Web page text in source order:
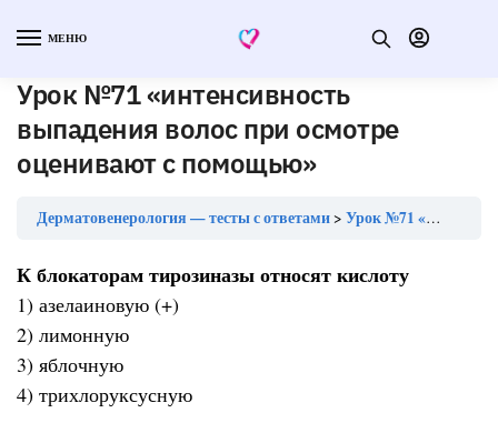
МЕНЮ
Урок №71 «интенсивность
выпадения волос при осмотре
оценивают с помощью»
Дерматовенерология — тесты с ответами Урок №71 «интенсивность выпадения волос при осмотре оценивают с помощью»
К блокаторам тирозиназы относят кислоту
1) азелаиновую (+)
2) лимонную
3) яблочную
4) трихлоруксусную